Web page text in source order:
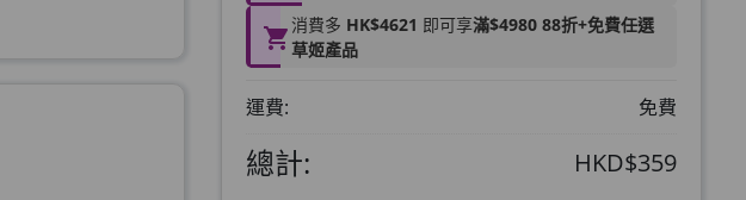
消費多 HK$4621 即可享滿$4980 88折+免費任選
草姬產品
運費: 免費
總計: HKD$359